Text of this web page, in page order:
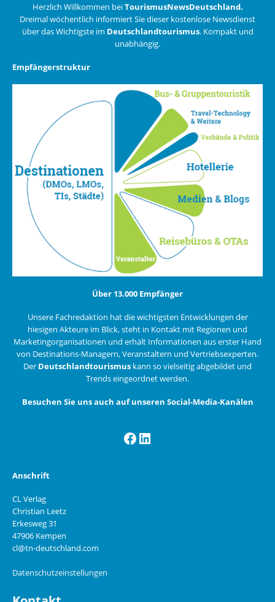
Herzlich Willkommen beiTourismusNewsDeutschland.
Dreimal wöchentlich informiert Sie dieser kostenlose Newsdienst
über das Wichtigste im Deutschlandtourismus. Kompakt und
unabhängig.
Empfängerstruktur
Über 13.000 Empfänger
Unsere Fachredaktion hat die wichtigsten Entwicklungen der
hiesigen Akteure im Blick, steht in Kontakt mit Regionen und
Marketingorganisationen und erhält Informationen aus erster Hand
von Destinations-Managern, Veranstaltern und Vertriebsexperten.
Der Deutschlandtourismus kann so vielseitig abgebildet und
Trends eingeordnet werden.
Besuchen Sie uns auch auf unseren Social-Media-Kanälen
Facebook
LinkedIn
Anschrift
CL Verlag
Christian Leetz
Erkesweg 31
47906 Kempen
cl@tn-deutschland.com
Datenschutzeinstellungen